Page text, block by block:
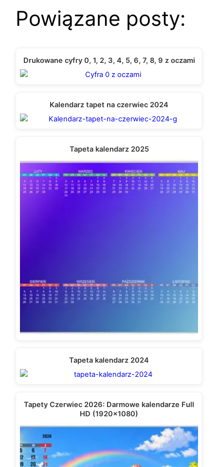
Powiązane posty:
Drukowane cyfry 0, 1, 2, 3, 4, 5, 6, 7, 8, 9 z oczami
Kalendarz tapet na czerwiec 2024
Tapeta kalendarz 2025
Tapeta kalendarz 2024
Tapety Czerwiec 2026: Darmowe kalendarze Full
HD (1920×1080)